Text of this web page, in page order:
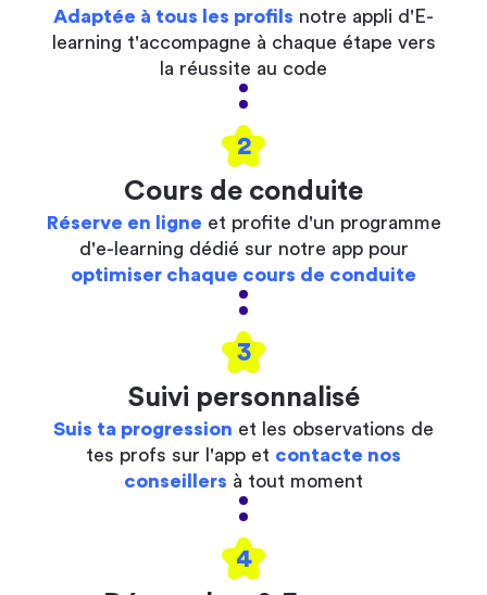
Adaptée à tous les profils notre appli d'E-
learning t'accompagne à chaque étape vers
la réussite au code
2
Cours de conduite
Réserve en ligne et profite d'un programme
d'e-learning dédié sur notre app pour
optimiser chaque cours de conduite
3
Suivi personnalisé
Suis ta progression et les observations de
tes profs sur l'app et contacte nos
conseillers à tout moment
4